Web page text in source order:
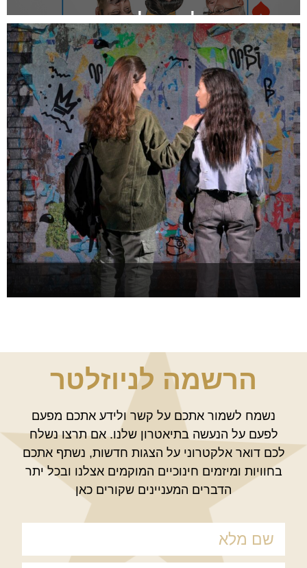
בעלה של אשתי
להזמנה >
שומעת אותך
הרשמה לניוזלטר
נשמח לשמור אתכם על קשר ולידע אתכם מפעם
לפעם על הנעשה בתיאטרון שלנו. אם תרצו נשלח
לכם דואר אלקטרוני על הצגות חדשות, נשתף אתכם
בחוויות ומיזמים חינוכיים המוקמים אצלנו ובכל יתר
הדברים המעניינים שקורים כאן